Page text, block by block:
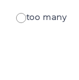
too many